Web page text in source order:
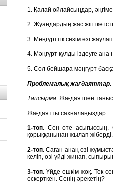
1. Қалай ойлайсыңдар,
2. Жуандардың жас жігітке
3. Мәңгүрттік сезім өзі
4. Мәңгүрт құлды іздеуге
5. Сол бейшара мәңгүрт
Проблемалық жағдаяттар.
Тапсырма. Жағдаятпен
Жағдаятты сахналаңыздар.
1-топ. Сен өте асығыссың.
қорыққанынан жылап
2-топ. Саған анаң өзі
келіп, өзі үйді жинап,
3-топ. Үйде ешкім жоқ. Тек
ескерткен. Сенің әрекетің?